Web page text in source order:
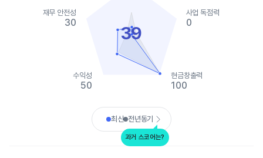
39
사업 독점력
0
현금창출력
100
수익성
50
재무 안전성
30
End of interactive chart.
최신 전년동기
과거 스코어는?
텔레폰 앤드 데이터 시스템즈 키이우스타 그룹